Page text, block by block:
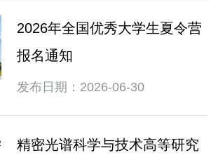
2026年全国优秀大学生夏令营
报名通知
发布日期：2026-06-30
精密光谱科学与技术高等研究